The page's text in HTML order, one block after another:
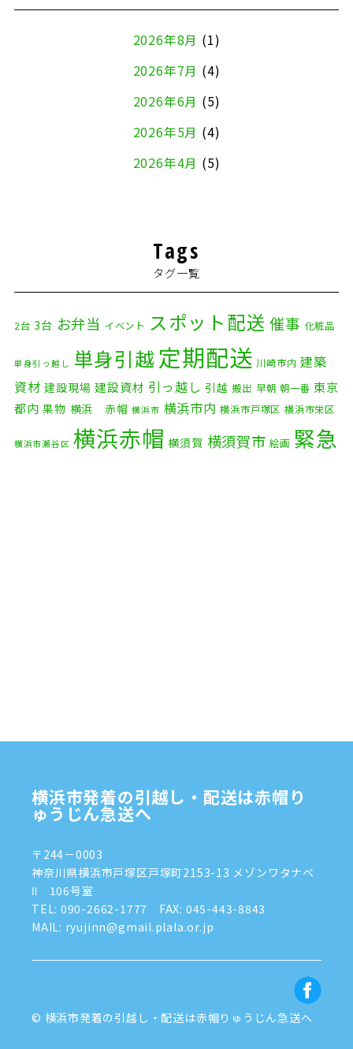
2026年8月 (1)
2026年7月 (4)
2026年6月 (5)
2026年5月 (4)
2026年4月 (5)
2026年1月
2025年11月(4)
2025年10月(9)
2025年9月
(3)
2025年8月(2)
2025年7月(6)
2024年9月(2)
2024年7月
(8)
2024年5月(2)
2024年4月(3)
2024年3月(8)
2024年1月(3)
2023年11月(5)
Tags
タグ一覧
2台 3台 お弁当 イベント スポット配送 催事 化粧品
単身引っ越し 単身引越 定期配送 川崎市内 建築
資材 建設現場 建設資材 引っ越し 引越 搬出 早朝 朝一番 東京
都内 果物 横浜 赤帽 横浜市 横浜市内 横浜市戸塚区 横浜市栄区
横浜市瀬谷区 横浜赤帽 横須賀 横須賀市 絵画 緊急
横浜市発着の引越し・配送は赤帽り
ゅうじん急送へ
〒244－0003
神奈川県横浜市戸塚区戸塚町2153-13 メゾンワタナベ
Ⅱ 106号室
TEL: 090-2662-1777
FAX: 045-443-8843
MAIL: ryujinn@gmail.plala.or.jp
© 横浜市発着の引越し・配送は赤帽りゅうじん急送へ